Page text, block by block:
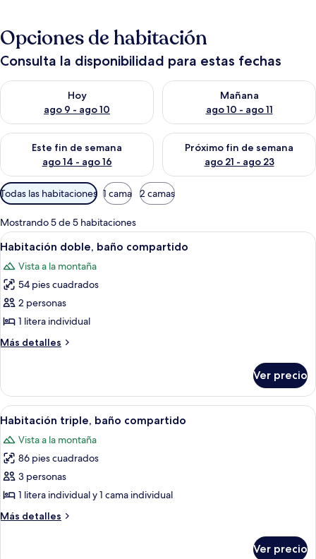
Opciones de habitación
Consulta la disponibilidad para estas fechas
Hoy
ago 9 - ago 10
Consulta la disponibilidad para hoy ago 9 - ago 10
Mañana
ago 10 - ago 11
Consulta la disponibilidad
Este fin de semana
ago 14 - ago 16
Consulta la disponibilidad para este fin de semana ago 14 -
Próximo fin de semana
ago 21 - ago 23
Consulta la disponibilidad
Filtros
disponibles
para
las
habitaciones
Todas las habitaciones 1 cama 2 camas
Mostrando 5 de 5 habitaciones
Abrir
todas
las
fotos
de
Habitación
doble,
baño
Una cabaña rústica con pared de
5
Habitación doble, baño compartido
Vista a la montaña
54 pies cuadrados
2 personas
1 litera individual
Más detalles
Más
doble,
baño
compartido
Ver precio
Abrir
todas
las
fotos
de
Habitación
triple,
baño
Silueta de un paisaje montañoso al
2
Habitación triple, baño compartido
Vista a la montaña
86 pies cuadrados
3 personas
1 litera individual y 1 cama individual
Más detalles
Más
Ver precio